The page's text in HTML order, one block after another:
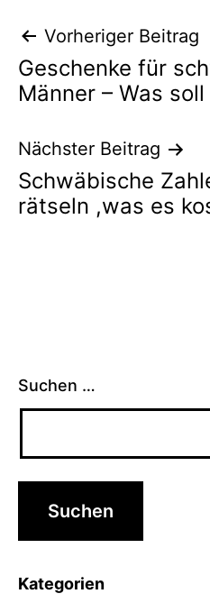
Vorheriger Beitrag
Geschenke für
Männer – Was
Nächster Beitrag
Schwäbische
rätseln ,was es
Suchen …
Kategorien